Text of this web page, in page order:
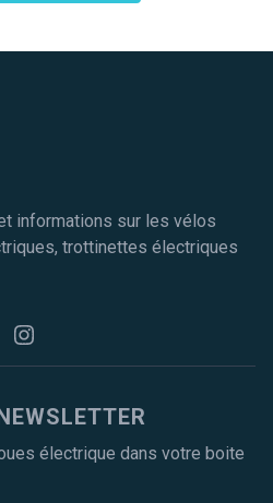
informations sur les vélos
trottinettes électriques
Instagram
électrique dans votre boite